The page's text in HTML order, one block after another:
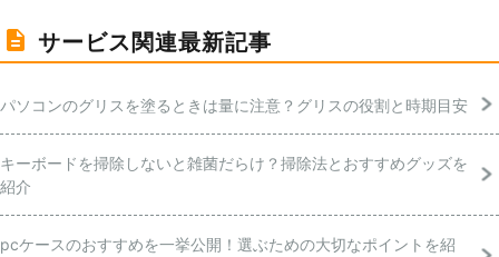
サービス関連最新記事
パソコンのグリスを塗るときは量に注意？グリスの役割と時期目安
キーボードを掃除しないと雑菌だらけ？掃除法とおすすめグッズを
紹介
pcケースのおすすめを一挙公開！選ぶための大切なポイントを紹